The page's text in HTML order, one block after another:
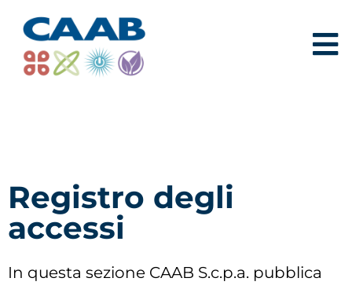
Registro degli
accessi
In questa sezione CAAB S.c.p.a. pubblica